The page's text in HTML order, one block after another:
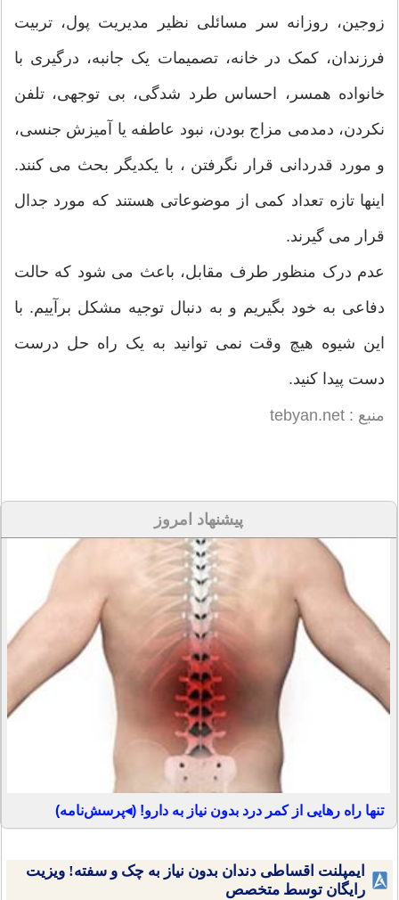
زوجین، روزانه سر مسائلی نظیر مدیریت پول، تربیت
فرزندان، کمک در خانه، تصمیمات یک جانبه، درگیری با
خانواده همسر، احساس طرد شدگی، بی توجهی، تلفن
نکردن، دمدمی مزاج بودن، نبود عاطفه یا آمیزش جنسی،
و مورد قدردانی قرار نگرفتن ، با یکدیگر بحث می کنند.
اینها تازه تعداد کمی از موضوعاتی هستند که مورد جدال
قرار می گیرند.
عدم درک منظور طرف مقابل، باعث می شود که حالت
دفاعی به خود بگیریم و به دنبال توجیه مشکل برآییم. با
این شیوه هیچ وقت نمی توانید به یک راه حل درست
دست پیدا کنید.
منبع : tebyan.net
پیشنهاد امروز
تنها راه رهایی از کمر درد بدون نیاز به دارو! (◂پرسش‌نامه)
ایمپلنت اقساطی دندان بدون نیاز به چک و سفته! ویزیت
رایگان توسط متخصص